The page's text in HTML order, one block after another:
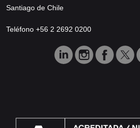
Santiago de Chile
Teléfono +56 2 2692 0200